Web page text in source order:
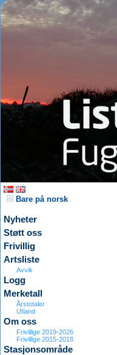
Bare på norsk
Nyheter
Støtt oss
Frivillig
Artsliste
Avvik
Logg
Merketall
Årstotaler
Utland
Om oss
Frivillige 2019-2026
Frivillige 2015-2018
Stasjonsområde